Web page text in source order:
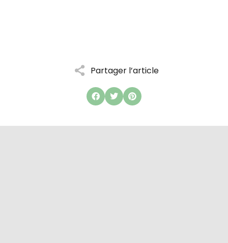
Partager l’article